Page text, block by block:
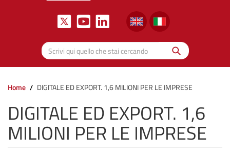
Scrivi qui quello che stai cercando
Cerca
Home DIGITALE ED EXPORT. 1,6 MILIONI PER LE IMPRESE
DIGITALE ED EXPORT. 1,6
MILIONI PER LE IMPRESE